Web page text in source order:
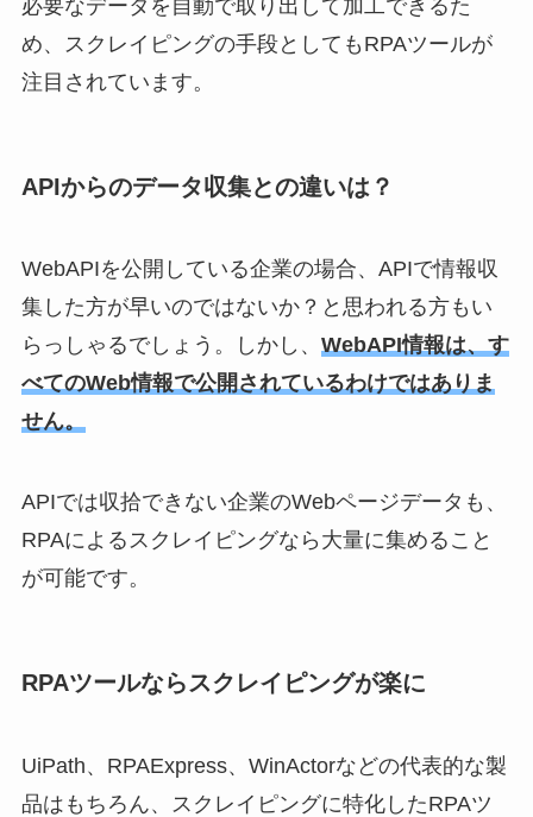
必要なデータを自動で取り出して加工できるた
め、スクレイピングの手段としてもRPAツールが
注目されています。
APIからのデータ収集との違いは？
WebAPIを公開している企業の場合、APIで情報収
集した方が早いのではないか？と思われる方もい
らっしゃるでしょう。しかし、 WebAPI情報は、す
べてのWeb情報で公開されているわけではありま
せん。
APIでは収拾できない企業のWebページデータも、
RPAによるスクレイピングなら大量に集めること
が可能です。
RPAツールならスクレイピングが楽に
UiPath、RPAExpress、WinActorなどの代表的な製
品はもちろん、スクレイピングに特化したRPAツ